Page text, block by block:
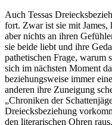
Auch Tessas
fort. Zwar ist sie mit James,
aber nichts an ihren
sie beide liebt und ihre
pathetischen Frage, warum
sich im nächsten Moment
beziehungsweise immer
anderen ihre Zuneigung
„Chroniken der
Dreiecksbeziehung
den literarischen Ohren